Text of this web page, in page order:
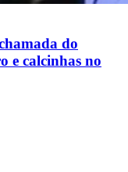
do
e calcinhas no